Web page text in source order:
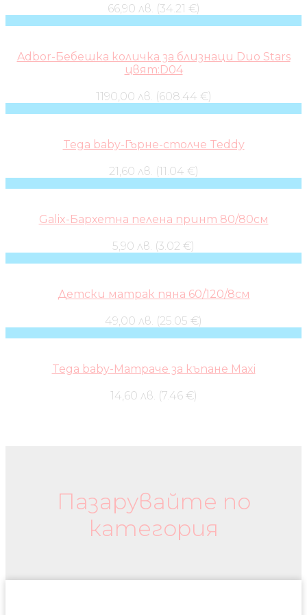
66,90 лв. (34.21 €)
Adbor-Бебешка количка за близнаци Duo Stars
цвят:D04
1190,00 лв. (608.44 €)
Tega baby-Гърне-столче Teddy
21,60 лв. (11.04 €)
Galix-Бархетна пелена принт 80/80см
5,90 лв. (3.02 €)
Детски матрак пяна 60/120/8см
49,00 лв. (25.05 €)
Tega baby-Матраче за къпане Maxi
14,60 лв. (7.46 €)
Пазарувайте по
категория